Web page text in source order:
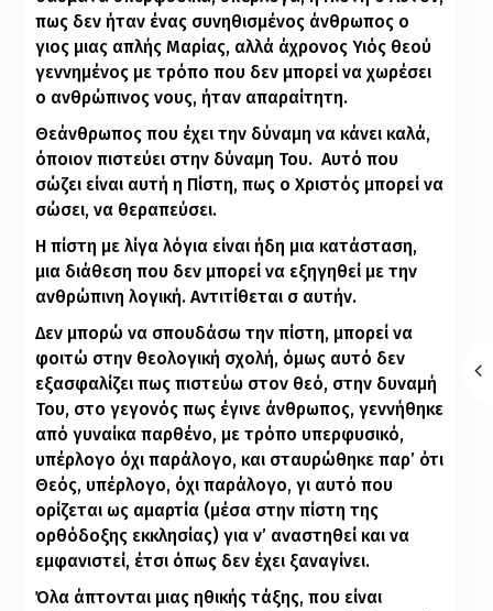
πως δεν ήταν ένας συνηθισμένος άνθρωπος ο
γιος μιας απλής Μαρίας, αλλά άχρονος Υιός θεού
γεννημένος με τρόπο που δεν μπορεί να χωρέσει
ο ανθρώπινος νους, ήταν απαραίτητη.
Θεάνθρωπος που έχει την δύναμη να κάνει καλά,
όποιον πιστεύει στην δύναμη Του.Αυτό που
σώζει είναι αυτή η Πίστη, πως ο Χριστός μπορεί να
σώσει, να θεραπεύσει.
Η πίστη με λίγα λόγια είναι ήδη μια κατάσταση,
μια διάθεση που δεν μπορεί να εξηγηθεί με την
ανθρώπινη λογική. Αντιτίθεται σ αυτήν.
Δεν μπορώ να σπουδάσω την πίστη, μπορεί να
φοιτώ στην θεολογική σχολή, όμως αυτό δεν
εξασφαλίζει πως πιστεύω στον θεό, στην δυναμή
Του, στο γεγονός πως έγινε άνθρωπος, γεννήθηκε
από γυναίκα παρθένο, με τρόπο υπερφυσικό,
υπέρλογο όχι παράλογο, και σταυρώθηκε παρ’ ότι
Θεός, υπέρλογο, όχι παράλογο, γι αυτό που
ορίζεται ως αμαρτία (μέσα στην πίστη της
ορθόδοξης εκκλησίας) για ν’ αναστηθεί και να
εμφανιστεί, έτσι όπως δεν έχει ξαναγίνει.
Όλα άπτονται μιας ηθικής τάξης, που είναι